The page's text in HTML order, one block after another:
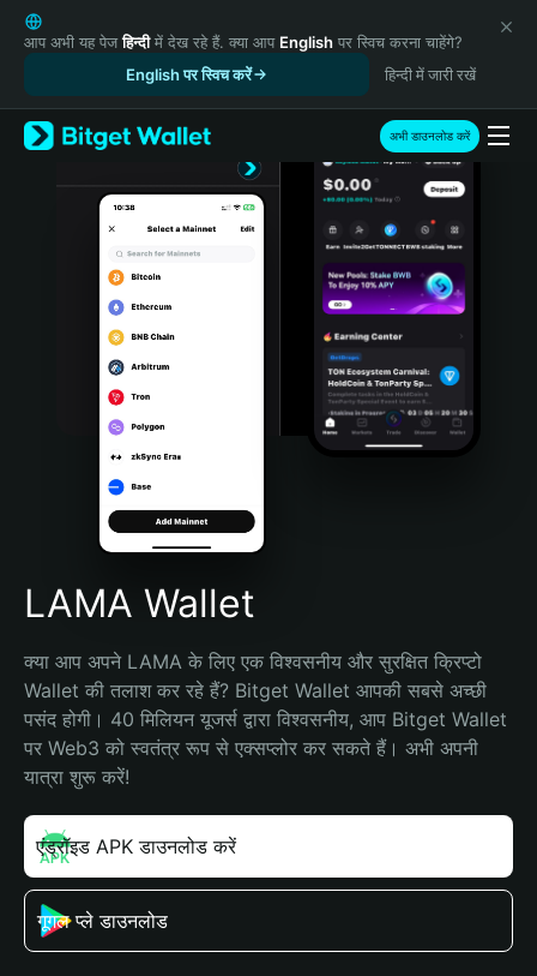
English
日本語
Русский
Español (Latinoamérica)
Türkçe
Português (Portugal)
Bahasa Indonesia
Português (Brasil)
Español (Argentina)
आप अभी यह पेजहिन्दीमें देख रहे हैं. क्या आप English पर स्विच करना चाहेंगे?
English पर स्विच करें
हिन्दी में जारी रखें
अभी डाउनलोड करें
LAMA Wallet
क्या आप अपने LAMA के लिए एक विश्वसनीय और सुरक्षित क्रिप्टो
Wallet की तलाश कर रहे हैं? Bitget Wallet आपकी सबसे अच्छी
पसंद होगी। 40 मिलियन यूजर्स द्वारा विश्वसनीय, आप Bitget Wallet
पर Web3 को स्वतंत्र रूप से एक्सप्लोर कर सकते हैं। अभी अपनी
यात्रा शुरू करें!
एंड्रॉइड APK डाउनलोड करें
गूगल प्ले डाउनलोड